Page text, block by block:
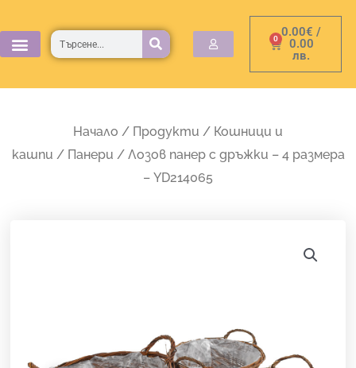
to
content
0.00€ /
0.00
лв.
0
Cart
Търсене
Начало / Продукти / Кошници и
кашпи / Панери / Лозов панер с дръжки – 4 размера
– YD214065